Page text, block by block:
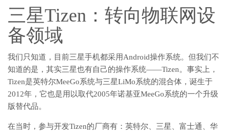
三星Tizen：转向物联网设
备领域
我们只知道，目前三星手机都采用Android操作系统。但我们不
知道的是，其实三星也有自己的操作系统——Tizen。事实上，
Tizen是英特尔MeeGo系统与三星LiMo系统的混合体，诞生于
2012年，它也是用以取代2005年诺基亚MeeGo系统的一个升级
版替代品。
在当时，参与开发Tizen的厂商有：英特尔、三星、富士通、华